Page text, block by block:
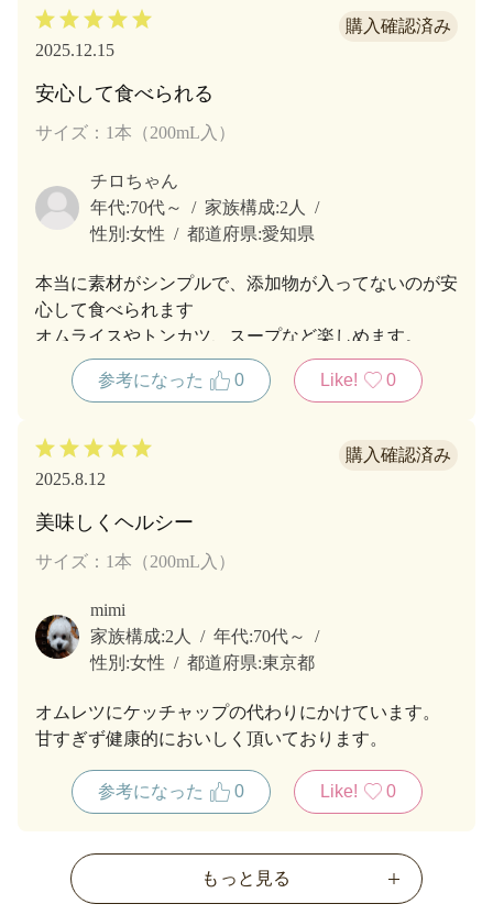
2025.12.15
安心して食べられる
サイズ：1本（200mL入）
チロちゃん
年代:70代～ 家族構成:2人
性別:女性 都道府県:愛知県
本当に素材がシンプルで、添加物が入ってないのが安
心して食べられます
オムライスやトンカツ、スープなど楽しめます。
賞味期限が長いのも、ストックが効くのでいいと思っ
てます
参考になった 0 Like! 0
2025.8.12
美味しくヘルシー
サイズ：1本（200mL入）
mimi
家族構成:2人 年代:70代～
性別:女性 都道府県:東京都
オムレツにケッチャップの代わりにかけています。
甘すぎず健康的においしく頂いております。
参考になった 0 Like! 0
もっと見る